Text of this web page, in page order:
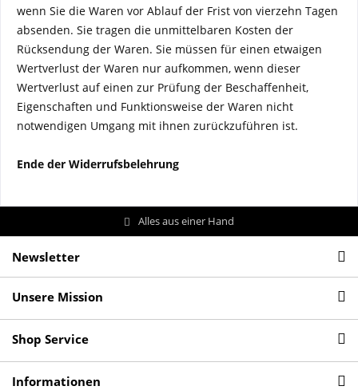
wenn Sie die Waren vor Ablauf der Frist von vierzehn Tagen
absenden. Sie tragen die unmittelbaren Kosten der
Rücksendung der Waren. Sie müssen für einen etwaigen
Wertverlust der Waren nur aufkommen, wenn dieser
Wertverlust auf einen zur Prüfung der Beschaffenheit,
Eigenschaften und Funktionsweise der Waren nicht
notwendigen Umgang mit ihnen zurückzuführen ist.
Ende der Widerrufsbelehrung
Alles aus einer Hand
Newsletter
Unsere Mission
Shop Service
Informationen